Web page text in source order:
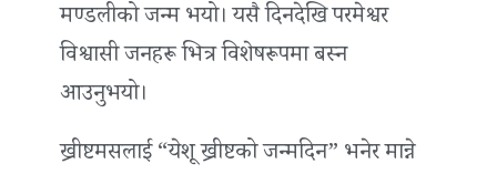
मण्डलीको जन्म भयो। यसै दिनदेखि परमेश्वर
विश्वासी जनहरू भित्र विशेषरूपमा बस्न
आउनुभयो।
ख्रीष्टमसलाई “येशू ख्रीष्टको जन्मदिन” भनेर मान्ने